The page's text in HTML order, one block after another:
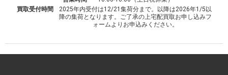
買取受付時間
2025年内受付は12/21集荷分まで。以降は2026年1/5以
降の集荷となります。ご了承の上宅配買取お申し込みフ
ォームよりお申込みください。